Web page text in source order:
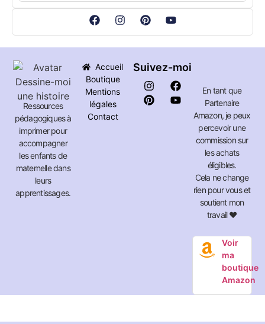
Ressources
pédagogiques à
imprimer pour
accompagner
les enfants de
maternelle dans
leurs
apprentissages.
Accueil
Boutique
Mentions
légales
Contact
Suivez-moi
En tant que
Partenaire
Amazon, je peux
percevoir une
commission sur
les achats
éligibles.
Cela ne change
rien pour vous et
soutient mon
travail ❤️
Voir
ma
boutique
Amazon